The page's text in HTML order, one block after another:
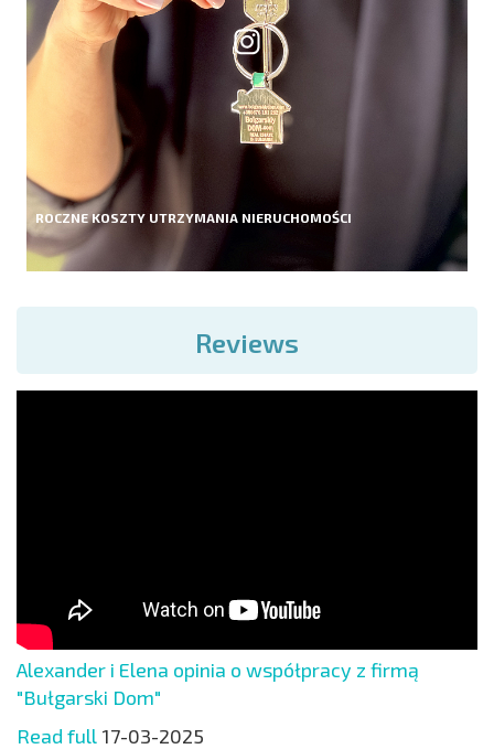
ROCZNE KOSZTY UTRZYMANIA NIERUCHOMOŚCI
Reviews
Alexander i Elena opinia o współpracy z firmą
"Bułgarski Dom"
Read full 17-03-2025